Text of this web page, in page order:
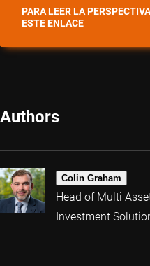
PARA LEER LA
ESTE ENLACE
Authors
Colin Graham
Head of Multi
Investment